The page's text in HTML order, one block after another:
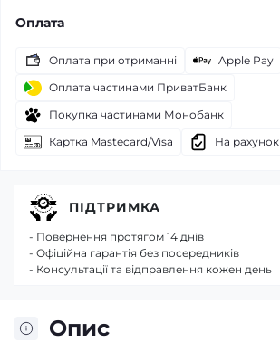
Оплата
Оплата при отриманні Apple Pay
Оплата частинами ПриватБанк
Покупка частинами Монобанк
Картка Mastecard/Visa
На рахунок
Опис
ПІДТРИМКА
- Повернення протягом 14 днів
- Офіційна гарантія без посередників
- Консультації та відправлення кожен день